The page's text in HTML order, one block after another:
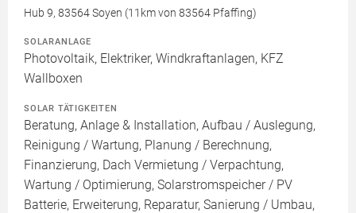
Hub 9, 83564 Soyen (11km von 83564 Pfaffing)
SOLARANLAGE
Photovoltaik, Elektriker, Windkraftanlagen, KFZ
Wallboxen
SOLAR TÄTIGKEITEN
Beratung, Anlage & Installation, Aufbau / Auslegung,
Reinigung / Wartung, Planung / Berechnung,
Finanzierung, Dach Vermietung / Verpachtung,
Wartung / Optimierung, Solarstromspeicher / PV
Batterie, Erweiterung, Reparatur, Sanierung / Umbau,